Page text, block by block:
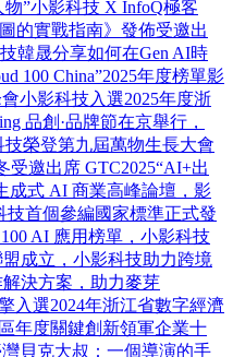
物”小影科技 X InfoQ極客
的實戰指南》發佈受邀出
韓晟分享如何在Gen AI時
100 China”2025年度榜單影
小影科技入選2025年度浙
品創·品牌節在京舉行，
技榮登第九屆萬物生長大會
受邀出席 GTC2025“AI+出
成式 AI 商業高峰論壇，影
技首個參編國家標準正式發
AI 應用榜單，小影科技
成立，小影科技助力跨境
決方案，助力麥芽
入選2024年浙江省數字經濟
年度關鍵創新領軍企業十
貝克大叔：一個導演的手